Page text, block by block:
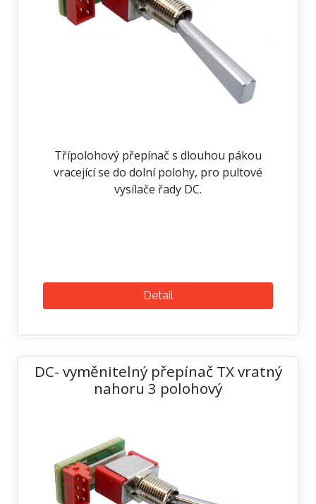
Třípolohový přepínač s dlouhou pákou
vracející se do dolní polohy, pro pultové
vysílače řady DC.
Detail
DC- vyměnitelný přepínač TX vratný
nahoru 3 polohový